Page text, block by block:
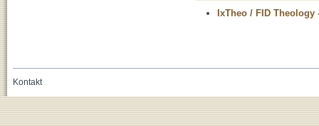
IxTheo / FID Theology
Kontakt